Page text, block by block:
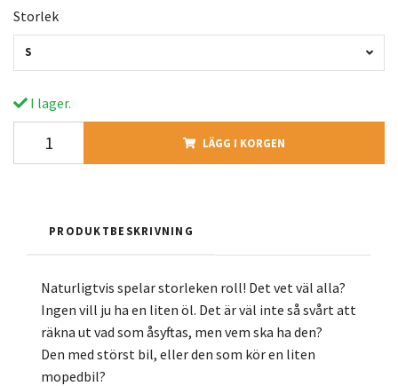
Storlek
S
I lager.
LÄGG I KORGEN
PRODUKTBESKRIVNING
Naturligtvis spelar storleken roll! Det vet väl alla?
Ingen vill ju ha en liten öl. Det är väl inte så svårt att
räkna ut vad som åsyftas, men vem ska ha den?
Den med störst bil, eller den som kör en liten
mopedbil?